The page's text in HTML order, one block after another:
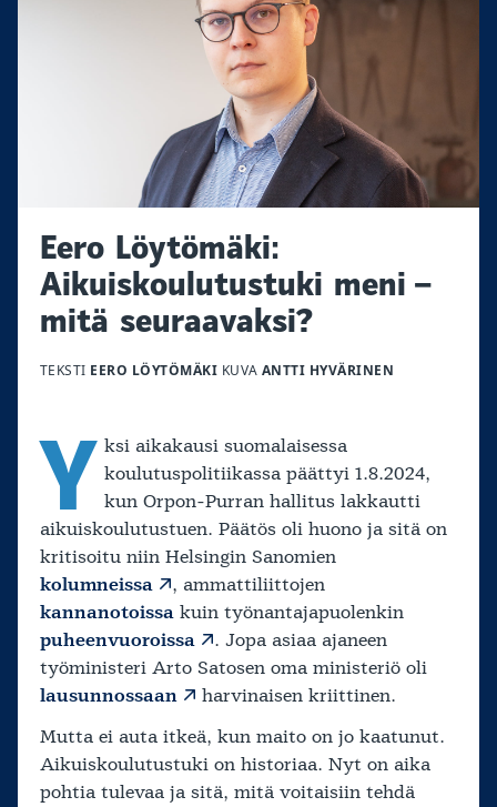
Eero Löytömäki:
Aikuiskoulutustuki meni –
mitä seuraavaksi?
TEKSTI EERO LÖYTÖMÄKI KUVA ANTTI HYVÄRINEN
Y ksi aikakausi suomalaisessa
koulutuspolitiikassa päättyi 1.8.2024,
kun Orpon-Purran hallitus lakkautti
aikuiskoulutustuen. Päätös oli huono ja sitä on
kritisoitu niin Helsingin Sanomien
kolumneissa
, ammattiliittojen
kannanotoissa kuin työnantajapuolenkin
puheenvuoroissa
. Jopa asiaa ajaneen
työministeri Arto Satosen oma ministeriö oli
lausunnossaan
harvinaisen kriittinen.
Mutta ei auta itkeä, kun maito on jo kaatunut.
Aikuiskoulutustuki on historiaa. Nyt on aika
pohtia tulevaa ja sitä, mitä voitaisiin tehdä